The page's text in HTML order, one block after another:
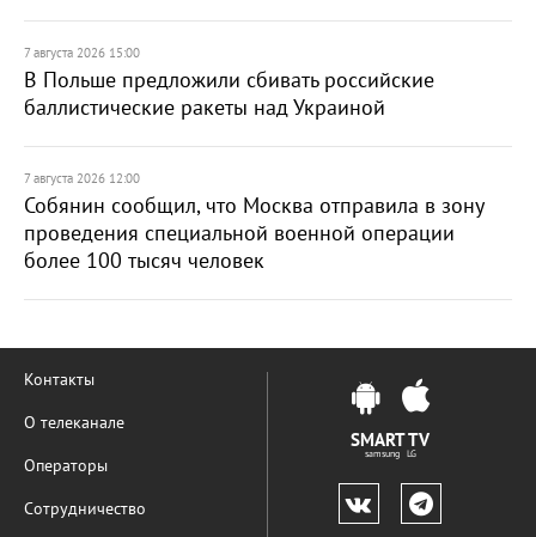
7 августа 2026 15:00
В Польше предложили сбивать российские
баллистические ракеты над Украиной
7 августа 2026 12:00
Собянин сообщил, что Москва отправила в зону
проведения специальной военной операции
более 100 тысяч человек
Контакты
О телеканале
Операторы
Сотрудничество
SMART TV
samsung LG